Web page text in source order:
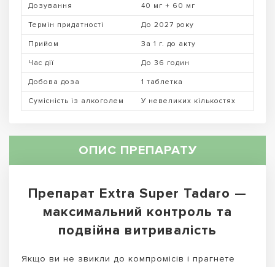
Дозування 40 мг + 60 мг
Термін придатності До 2027 року
Прийом За 1 г. до акту
Час дії До 36 годин
Добова доза 1 таблетка
Сумісність із алкоголем У невеликих кількостях
ОПИС ПРЕПАРАТУ
Препарат Extra Super Tadaro —
максимальний контроль та
подвійна витривалість
Якщо ви не звикли до компромісів і прагнете